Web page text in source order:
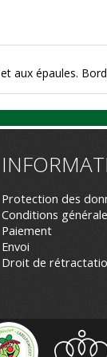
aux épaules.
Protection des
Conditions
Paiement
Envoi
Droit de